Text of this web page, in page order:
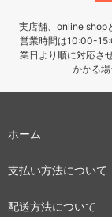
実店舗、online shop
営業時間は10:00-
業日より順に対応さ
かかる場
ホーム
支払い方法について
配送方法について